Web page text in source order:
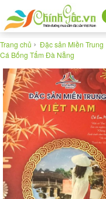
Trang chủ › Đặc sản Miền Trung
Cá Bống Tẩm Đà Nẵng